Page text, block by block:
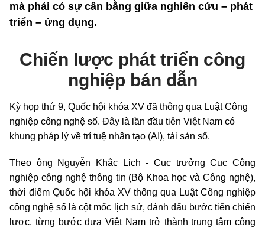
mà phải có sự cân bằng giữa nghiên cứu – phát
triển – ứng dụng.
Chiến lược phát triển công
nghiệp bán dẫn
Kỳ họp thứ 9, Quốc hội khóa XV đã thông qua Luật Công
nghiệp công nghệ số. Đây là lần đầu tiên Việt Nam có
khung pháp lý về trí tuệ nhân tạo (AI), tài sản số.
Theo ông Nguyễn Khắc Lịch - Cục trưởng Cục Công
nghiệp công nghệ thông tin (Bộ Khoa học và Công nghệ),
thời điểm Quốc hội khóa XV thông qua Luật Công nghiệp
công nghệ số là cột mốc lịch sử, đánh dấu bước tiến chiến
lược, từng bước đưa Việt Nam trở thành trung tâm công